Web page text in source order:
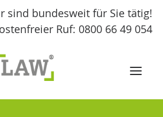
sind bundesweit für Sie tätig!
Ruf: 0800 66 49 054